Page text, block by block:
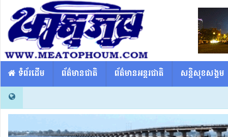
​​ ទំព័រដើម ព័ត៌មានជាតិ ព័ត៌មានអន្តរជាតិ សន្តិសុខសង្គម